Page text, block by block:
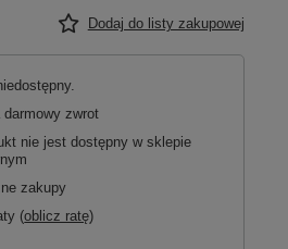
Dodaj do listy zakupowej
darmowy zwrot
nie jest dostępny w sklepie
zakupy
(oblicz ratę)